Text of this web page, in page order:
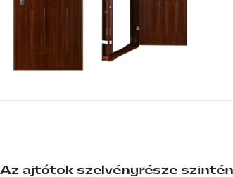
Az ajtótok szelvényrésze